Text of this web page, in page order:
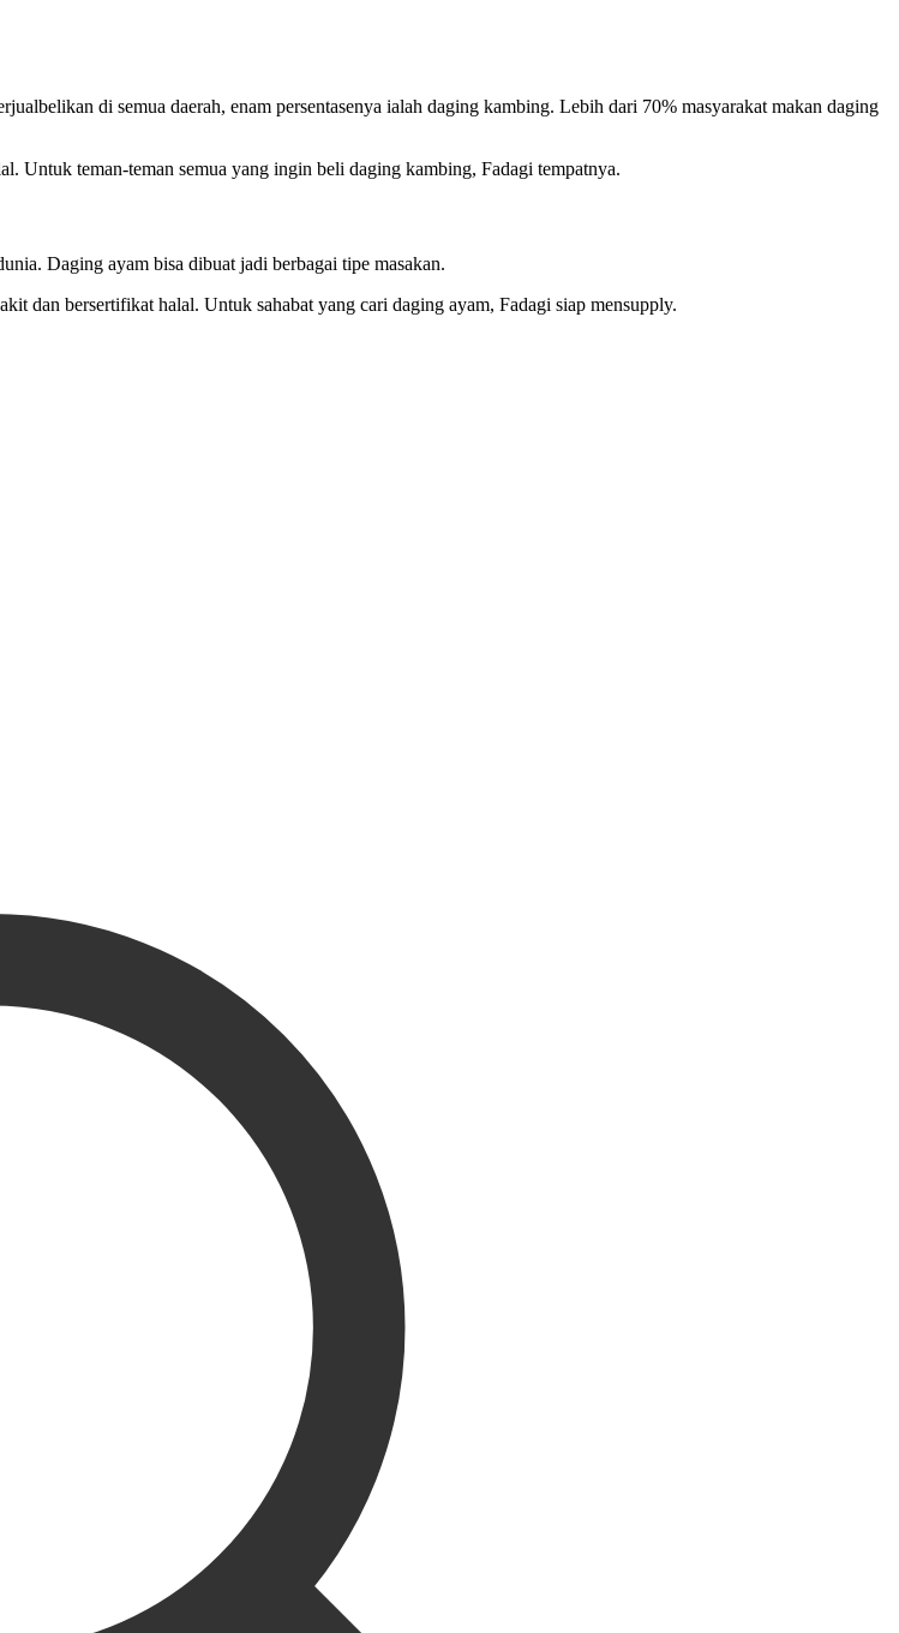
di semua daerah, enam persentasenya ialah daging kambing. Lebih dari 70% masyarakat makan daging
Untuk teman-teman semua yang ingin beli daging kambing, Fadagi tempatnya.
Daging ayam bisa dibuat jadi berbagai tipe masakan.
dan bersertifikat halal. Untuk sahabat yang cari daging ayam, Fadagi siap mensupply.